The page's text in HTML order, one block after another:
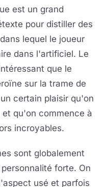
est un grand
pour distiller des
lequel le joueur
dans l'artificiel. Le
que le
sur la trame de
certain plaisir qu'on
qu'on commence à
incroyables.
sont globalement
forte. On
usé et parfois